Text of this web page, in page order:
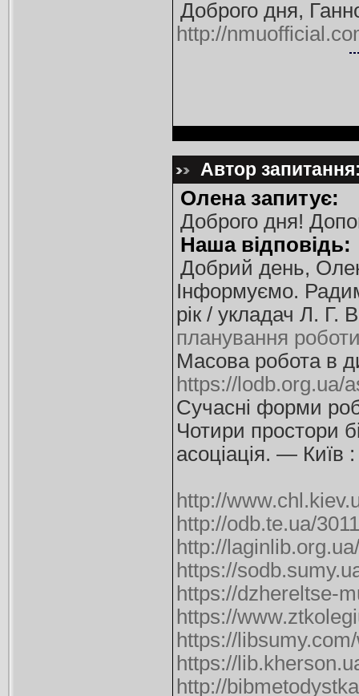
Доброго дня,
http://
Автор
Олена запитує:
Доброго дня!
Наша відповідь:
Добрий день,
Інформуємо.
рік / укладач Л. Г.
планування
Масова робота в
https://lodb.org.ua/
Сучасні форми
Чотири простори
асоціація. — Київ
http://
http://odb.te.ua/3011
http://
https://
https://dzhereltse-
https://
https://
https://
http://